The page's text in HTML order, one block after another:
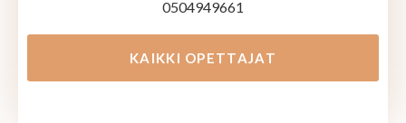
0504949661
KAIKKI OPETTAJAT